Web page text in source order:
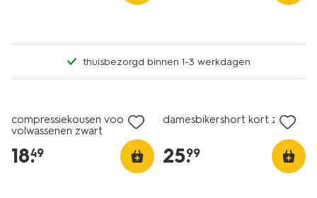
thuisbezorgd binnen 1-3 werkdagen
compressiekousen voor
volwassenen zwart
18.
49
damesbikershort kort zwart
25.
99